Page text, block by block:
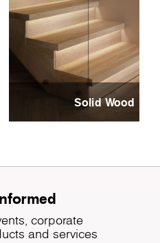
Solid Wood
corporate
and services